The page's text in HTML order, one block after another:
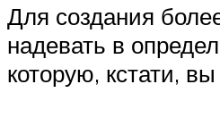
Для создания
надевать в
которую, кстати,